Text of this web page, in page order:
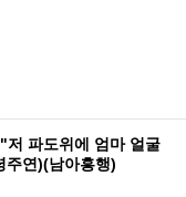
저 파도위에 엄마 얼굴
주연)(남아흥행)